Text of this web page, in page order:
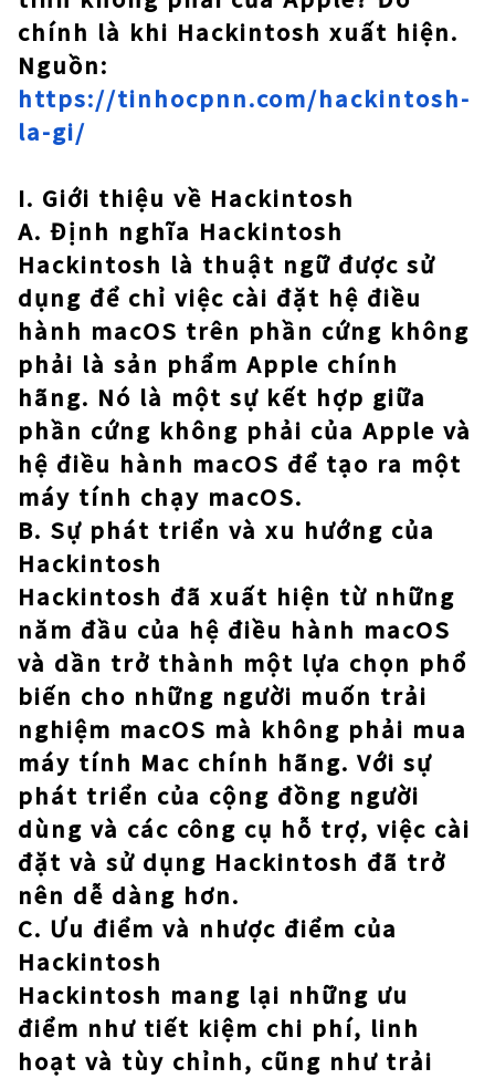
chính là khi Hackintosh xuất hiện.
Nguồn:
https://tinhocpnn.com/hackintosh-
la-gi/
I. Giới thiệu về Hackintosh
A. Định nghĩa Hackintosh
Hackintosh là thuật ngữ được sử
dụng để chỉ việc cài đặt hệ điều
hành macOS trên phần cứng không
phải là sản phẩm Apple chính
hãng. Nó là một sự kết hợp giữa
phần cứng không phải của Apple và
hệ điều hành macOS để tạo ra một
máy tính chạy macOS.
B. Sự phát triển và xu hướng của
Hackintosh
Hackintosh đã xuất hiện từ những
năm đầu của hệ điều hành macOS
và dần trở thành một lựa chọn phổ
biến cho những người muốn trải
nghiệm macOS mà không phải mua
máy tính Mac chính hãng. Với sự
phát triển của cộng đồng người
dùng và các công cụ hỗ trợ, việc cài
đặt và sử dụng Hackintosh đã trở
nên dễ dàng hơn.
C. Ưu điểm và nhược điểm của
Hackintosh
Hackintosh mang lại những ưu
điểm như tiết kiệm chi phí, linh
hoạt và tùy chỉnh, cũng như trải